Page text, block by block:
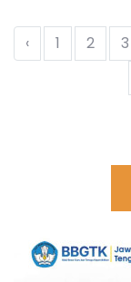
‹ 1 2 3